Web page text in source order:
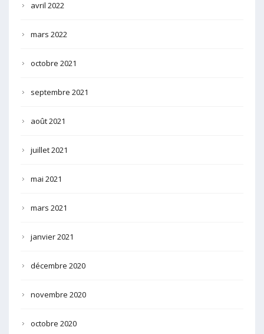
avril 2022
mars 2022
octobre 2021
septembre 2021
août 2021
juillet 2021
mai 2021
mars 2021
janvier 2021
décembre 2020
novembre 2020
octobre 2020